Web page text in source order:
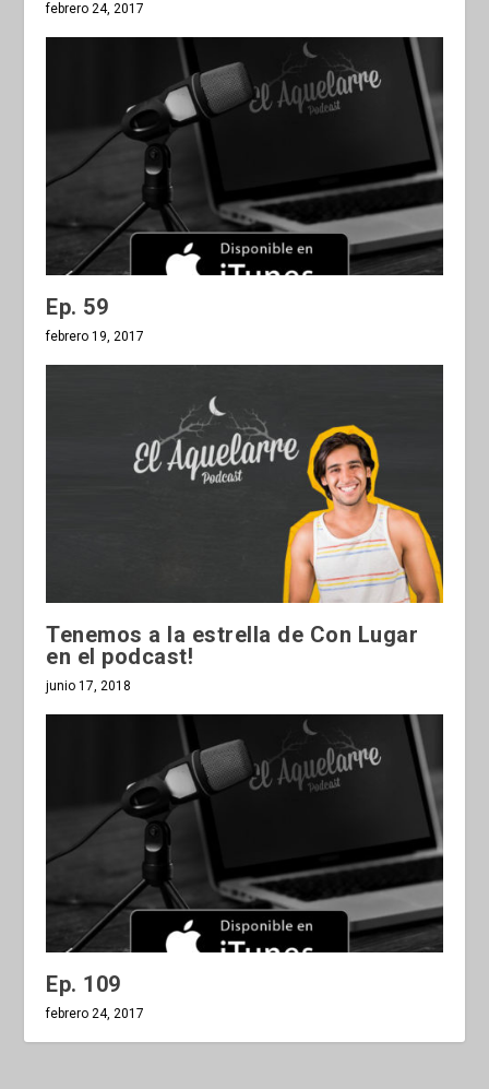
febrero 24, 2017
Ep. 59
febrero 19, 2017
Tenemos a la estrella de Con Lugar
en el podcast!
junio 17, 2018
Ep. 109
febrero 24, 2017